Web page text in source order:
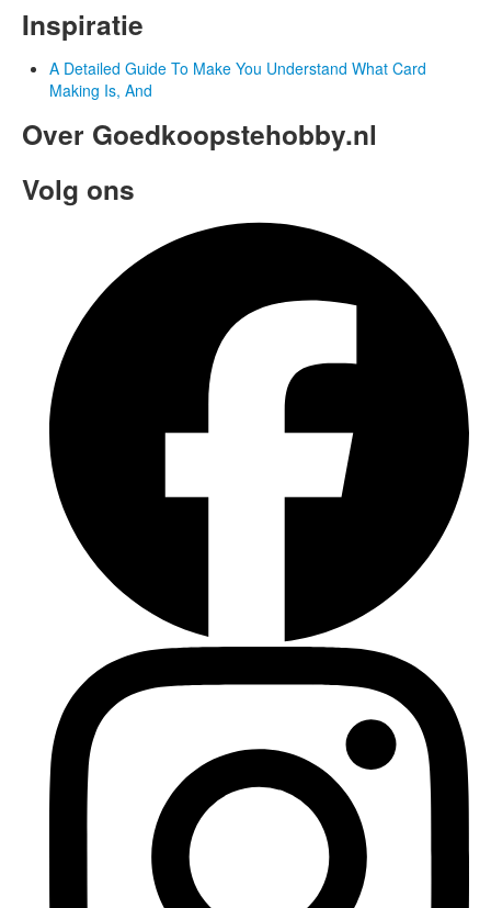
Inspiratie
A Detailed Guide To Make You Understand What Card
Making Is, And
Over Goedkoopstehobby.nl
Volg ons